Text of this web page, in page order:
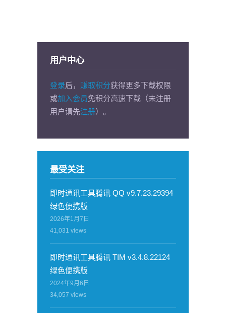
用户中心
登录后， 赚取积分获得更多下载权限
或加入会员免积分高速下载（未注册
用户请先注册）。
最受关注
即时通讯工具腾讯 QQ v9.7.23.29394
绿色便携版
2026年1月7日
41,031 views
即时通讯工具腾讯 TIM v3.4.8.22124
绿色便携版
2024年9月6日
34,057 views